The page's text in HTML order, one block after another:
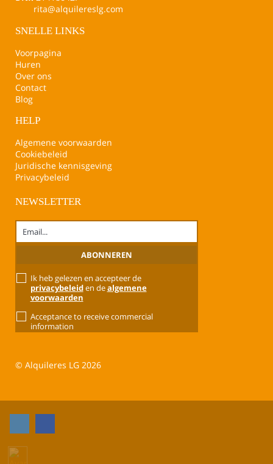
rita@alquilereslg.com
SNELLE LINKS
Voorpagina
Huren
Over ons
Contact
Blog
HELP
Algemene voorwaarden
Cookiebeleid
Juridische kennisgeving
Privacybeleid
NEWSLETTER
Ik heb gelezen en accepteer de
privacybeleiden dealgemene
voorwaarden
Acceptance to receive commercial
information
© Alquileres LG 2026